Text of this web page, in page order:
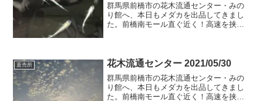
群馬県前橋市の花木流通センター・みの
り館へ、本日もメダカを出品してきまし
た。前橋南モール直ぐ近く！高速を挟ん
していたエメラルドフ...
直売所 花木流通センター 2021/05/30
群馬県前橋市の花木流通センター・みの
り館へ、本日もメダカを出品してきまし
た。前橋南モール直ぐ近く！高速を挟ん